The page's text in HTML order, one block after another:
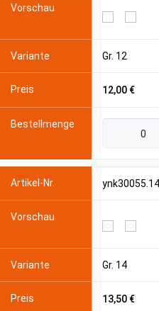
Gr. 12
12,00 €
ynk30055.14
Gr. 14
13,50 €